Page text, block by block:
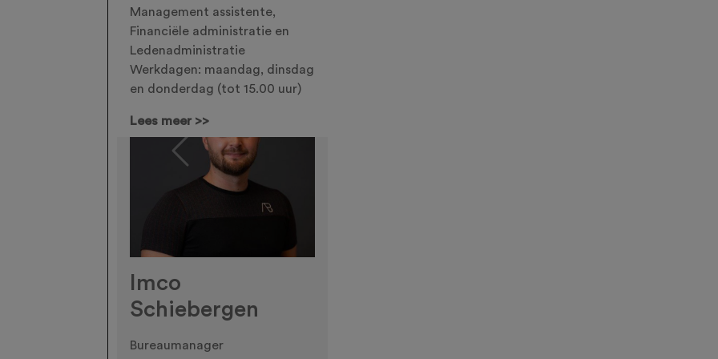
Management assistente,
Financiële administratie en
Ledenadministratie
Werkdagen: maandag, dinsdag
en donderdag (tot 15.00 uur)
Lees meer >>
Imco
Schiebergen
Bureaumanager
Previous